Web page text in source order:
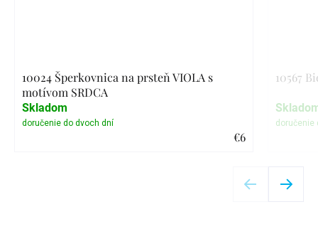
10024 Šperkovnica na prsteň VIOLA s
motívom SRDCA
€6
Skladom
10567